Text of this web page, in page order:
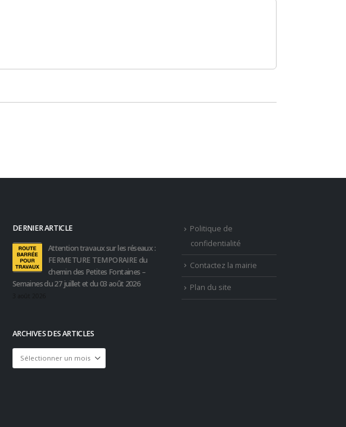
DERNIER ARTICLE
Attention travaux sur les réseaux :
FERMETURE TEMPORAIRE du
chemin des Petites Fontaines –
Semaines du 27 juillet et du 03 août 2026
ARCHIVES DES ARTICLES
Archives
des
Politique de
confidentialité
Contactez la mairie
Plan du site